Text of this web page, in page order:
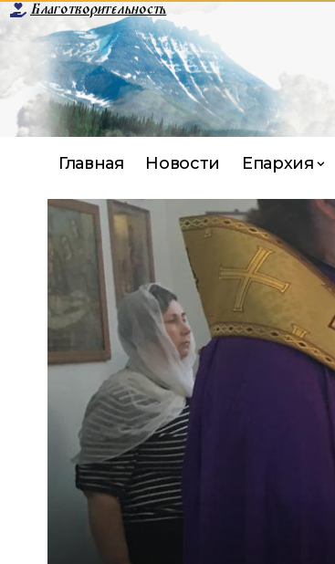
Благотворительность
Главная Новости Епархия